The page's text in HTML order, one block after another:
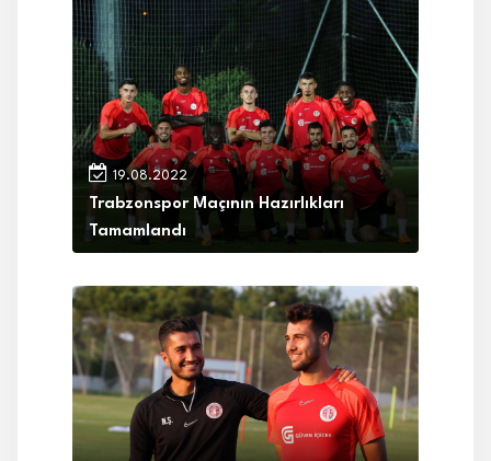
19.08.2022
Trabzonspor Maçının Hazırlıkları
Tamamlandı